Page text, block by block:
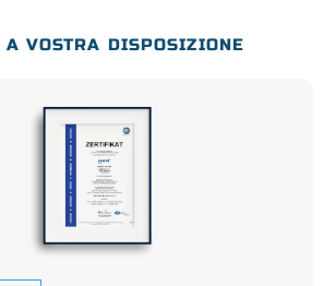
VOSTRA DISPOSIZIONE